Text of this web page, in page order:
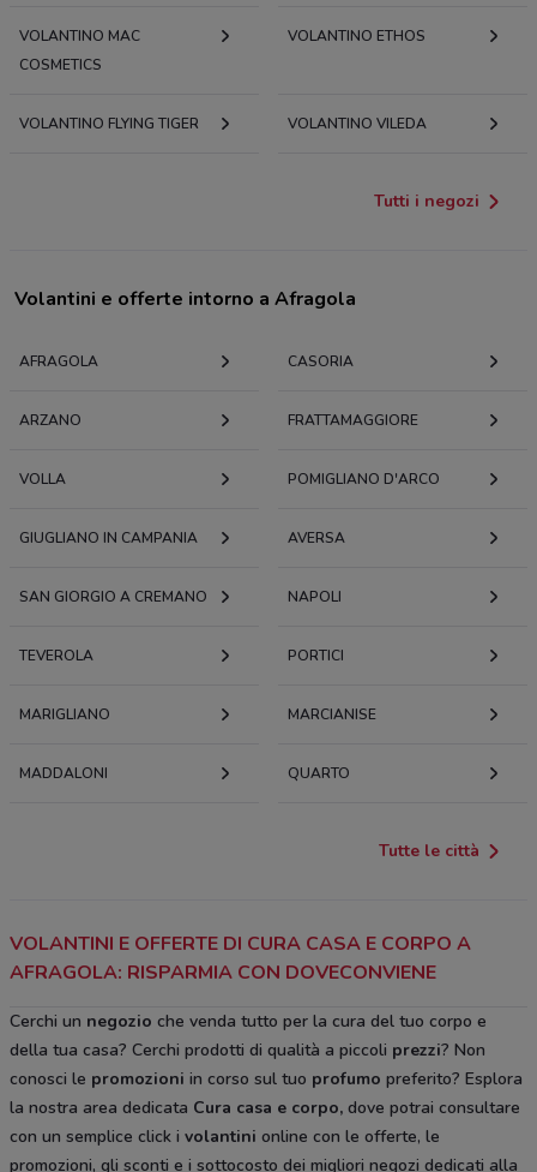
VOLANTINO MAC
COSMETICS
VOLANTINO ETHOS
VOLANTINO FLYING TIGER VOLANTINO VILEDA
Tutti i negozi
Volantini e offerte intorno a Afragola
AFRAGOLA CASORIA
ARZANO FRATTAMAGGIORE
VOLLA POMIGLIANO D'ARCO
GIUGLIANO IN CAMPANIA AVERSA
SAN GIORGIO A CREMANO NAPOLI
TEVEROLA PORTICI
MARIGLIANO MARCIANISE
MADDALONI QUARTO
Tutte le città
VOLANTINI E OFFERTE DI CURA CASA E CORPO A
AFRAGOLA: RISPARMIA CON DOVECONVIENE
Cerchi un negozio che venda tutto per la cura del tuo corpo e
della tua casa? Cerchi prodotti di qualità a piccoli prezzi? Non
conosci le promozioni in corso sul tuo profumo preferito? Esplora
la nostra area dedicata Cura casa e corpo, dove potrai consultare
con un semplice click i volantini online con le offerte, le
promozioni, gli sconti e i sottocosto dei migliori negozi dedicati alla